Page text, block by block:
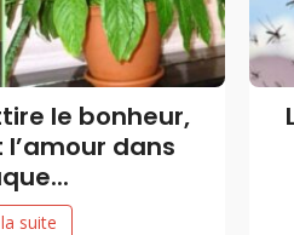
le bonheur,
dans
suite